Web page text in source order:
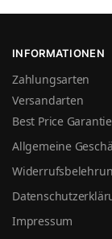
INFORMATIONEN
Zahlungsarten
Versandarten
Best Price Garantie
Allgemeine
Impressum